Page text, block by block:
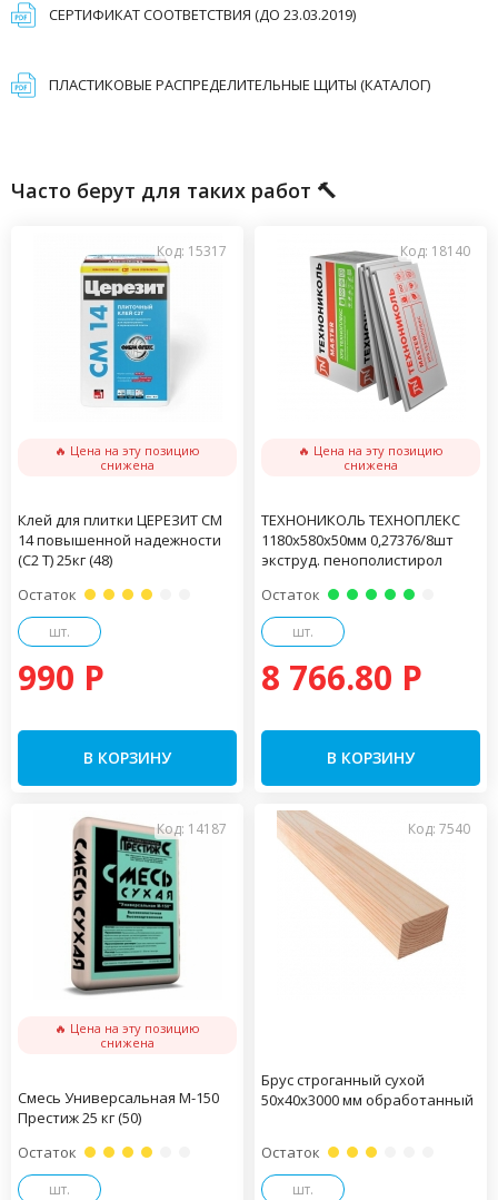
СЕРТИФИКАТ СООТВЕТСТВИЯ (ДО 23.03.2019)
ПЛАСТИКОВЫЕ РАСПРЕДЕЛИТЕЛЬНЫЕ ЩИТЫ (КАТАЛОГ)
Часто берут для таких работ 🔨
Код: 15317
🔥 Цена на эту позицию
снижена
Клей для плитки ЦЕРЕЗИТ CM
14 повышенной надежности
(С2 Т) 25кг (48)
Остаток
шт.
990 P
В КОРЗИНУ
Код: 18140
🔥 Цена на эту позицию
снижена
ТЕХНОНИКОЛЬ ТЕХНОПЛЕКС
1180х580х50мм 0,27376/8шт
экструд. пенополистирол
Остаток
шт.
8 766.80 P
В КОРЗИНУ
Код: 14187
🔥 Цена на эту позицию
снижена
Смесь Универсальная М-150
Престиж 25 кг (50)
Остаток
шт.
Код: 7540
Брус строганный сухой
50х40х3000 мм обработанный
Остаток
шт.